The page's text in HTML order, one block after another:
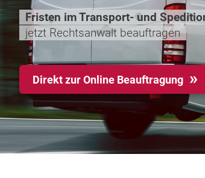
Fristen im Transport- und
jetzt Rechtsanwalt beauftragen
Direkt zur Online Beauftragung